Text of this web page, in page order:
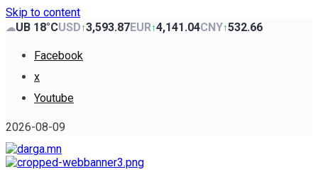
Skip to content
☁UB 18°CUSD↑3,593.87EUR↑4,141.04CNY↑532.66
Facebook
x
Youtube
2026-08-09